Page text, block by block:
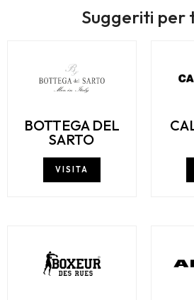
Suggeriti per
BOTTEGA DEL
SARTO
VISITA